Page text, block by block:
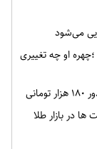
می‌شود
زن ؛چهره او چه تغییری